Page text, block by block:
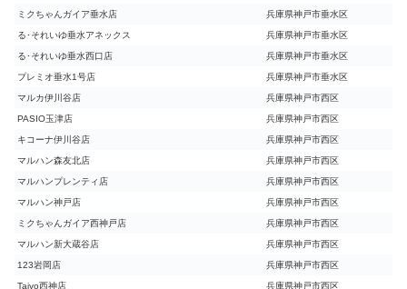
ミクちゃんガイア垂水店 兵庫県神戸市垂水区
る･それいゆ垂水アネックス 兵庫県神戸市垂水区
る･それいゆ垂水西口店 兵庫県神戸市垂水区
プレミオ垂水1号店 兵庫県神戸市垂水区
マルカ伊川谷店 兵庫県神戸市西区
PASIO玉津店 兵庫県神戸市西区
キコーナ伊川谷店 兵庫県神戸市西区
マルハン森友北店 兵庫県神戸市西区
マルハンプレンティ店 兵庫県神戸市西区
マルハン神戸店 兵庫県神戸市西区
ミクちゃんガイア西神戸店 兵庫県神戸市西区
マルハン新大蔵谷店 兵庫県神戸市西区
123岩岡店 兵庫県神戸市西区
Taiyo西神店 兵庫県神戸市西区